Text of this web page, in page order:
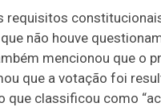
não houve
mencionou que o
que a votação foi
classificou como